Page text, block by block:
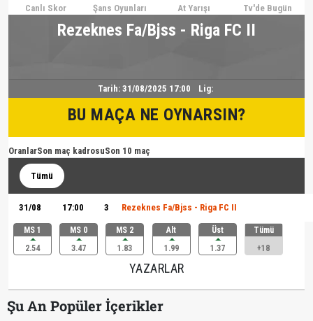
Canlı Skor Şans Oyunları At Yarışı Tv'de Bugün
Rezeknes Fa/Bjss - Riga FC II
Tarih: 31/08/2025 17:00 Lig:
BU MAÇA NE OYNARSIN?
OranlarSon maç kadrosuSon 10 maç
Tümü
31/08 17:00 3 Rezeknes Fa/Bjss - Riga FC II
MS 1
2.54
MS 0
3.47
MS 2
1.83
Alt
1.99
Üst
1.37
Tümü
+18
YAZARLAR
Şu An Popüler İçerikler